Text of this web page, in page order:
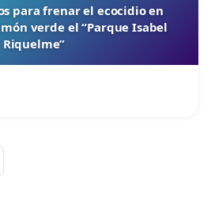
para frenar el ecocidio en
verde el “Parque Isabel
Riquelme”